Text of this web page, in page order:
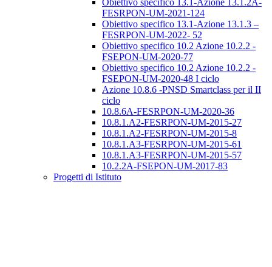
Obiettivo specifico 13.1-Azione 13.1.2A-
FESRPON-UM-2021-124
Obiettivo specifico 13.1-Azione 13.1.3 –
FESRPON-UM-2022- 52
Obiettivo specifico 10.2 Azione 10.2.2 -
FSEPON-UM-2020-77
Obiettivo specifico 10.2 Azione 10.2.2 -
FSEPON-UM-2020-48 I ciclo
Azione 10.8.6 -PNSD Smartclass per il II
ciclo
10.8.6A-FESRPON-UM-2020-36
10.8.1.A2-FESRPON-UM-2015-27
10.8.1.A2-FESRPON-UM-2015-8
10.8.1.A3-FESRPON-UM-2015-61
10.8.1.A3-FESRPON-UM-2015-57
10.2.2A-FSEPON-UM-2017-83
Progetti di Istituto